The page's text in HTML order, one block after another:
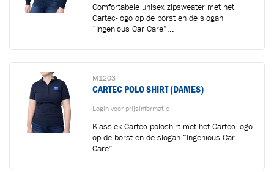
Comfortabele unisex zipsweater met het
Cartec-logo op de borst en de slogan
“Ingenious Car Care”...
M1203
CARTEC POLO SHIRT (DAMES)
Login voor prijsinformatie
Klassiek Cartec poloshirt met het Cartec-logo
op de borst en de slogan “Ingenious Car
Care”...